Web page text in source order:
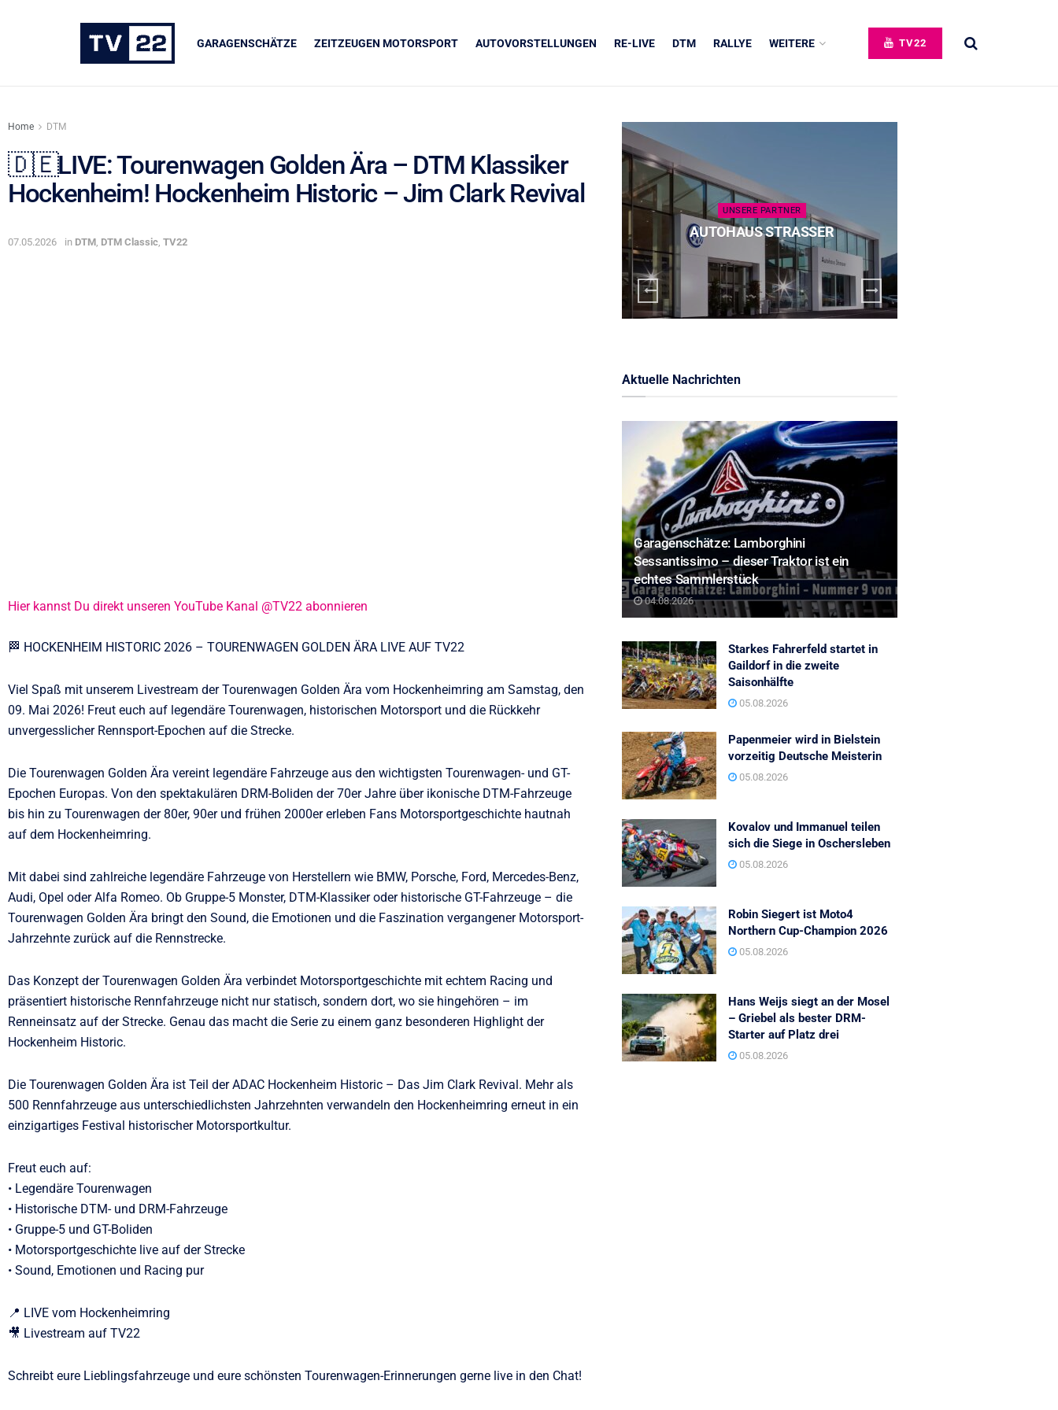
GARAGENSCHÄTZE ZEITZEUGEN MOTORSPORT AUTOVORSTELLUNGEN RE-LIVE DTM RALLYE WEITERE TV22
Home DTM
🇩🇪LIVE: Tourenwagen Golden Ära – DTM Klassiker
Hockenheim! Hockenheim Historic – Jim Clark Revival
07.05.2026 in DTM, DTM Classic, TV22
Hier kannst Du direkt unseren YouTube Kanal @TV22 abonnieren
🏁 HOCKENHEIM HISTORIC 2026 – TOURENWAGEN GOLDEN ÄRA LIVE AUF TV22
Viel Spaß mit unserem Livestream der Tourenwagen Golden Ära vom Hockenheimring am Samstag, den
09. Mai 2026! Freut euch auf legendäre Tourenwagen, historischen Motorsport und die Rückkehr
unvergesslicher Rennsport-Epochen auf die Strecke.
Die Tourenwagen Golden Ära vereint legendäre Fahrzeuge aus den wichtigsten Tourenwagen- und GT-
Epochen Europas. Von den spektakulären DRM-Boliden der 70er Jahre über ikonische DTM-Fahrzeuge
bis hin zu Tourenwagen der 80er, 90er und frühen 2000er erleben Fans Motorsportgeschichte hautnah
auf dem Hockenheimring.
Mit dabei sind zahlreiche legendäre Fahrzeuge von Herstellern wie BMW, Porsche, Ford, Mercedes-Benz,
Audi, Opel oder Alfa Romeo. Ob Gruppe-5 Monster, DTM-Klassiker oder historische GT-Fahrzeuge – die
Tourenwagen Golden Ära bringt den Sound, die Emotionen und die Faszination vergangener Motorsport-
Jahrzehnte zurück auf die Rennstrecke.
Das Konzept der Tourenwagen Golden Ära verbindet Motorsportgeschichte mit echtem Racing und
präsentiert historische Rennfahrzeuge nicht nur statisch, sondern dort, wo sie hingehören – im
Renneinsatz auf der Strecke. Genau das macht die Serie zu einem ganz besonderen Highlight der
Hockenheim Historic.
Die Tourenwagen Golden Ära ist Teil der ADAC Hockenheim Historic – Das Jim Clark Revival. Mehr als
500 Rennfahrzeuge aus unterschiedlichsten Jahrzehnten verwandeln den Hockenheimring erneut in ein
einzigartiges Festival historischer Motorsportkultur.
Freut euch auf:
• Legendäre Tourenwagen
• Historische DTM- und DRM-Fahrzeuge
• Gruppe-5 und GT-Boliden
• Motorsportgeschichte live auf der Strecke
• Sound, Emotionen und Racing pur
📍 LIVE vom Hockenheimring
🎥 Livestream auf TV22
Schreibt eure Lieblingsfahrzeuge und eure schönsten Tourenwagen-Erinnerungen gerne live in den Chat!
UNSERE PARTNER
AUTOHAUS STRASSER
Aktuelle Nachrichten
Garagenschätze: Lamborghini
Sessantissimo – dieser Traktor ist ein
echtes Sammlerstück
04.08.2026
Starkes Fahrerfeld startet in
Gaildorf in die zweite
Saisonhälfte
05.08.2026
Papenmeier wird in Bielstein
vorzeitig Deutsche Meisterin
05.08.2026
Kovalov und Immanuel teilen
sich die Siege in Oschersleben
05.08.2026
Robin Siegert ist Moto4
Northern Cup-Champion 2026
05.08.2026
Hans Weijs siegt an der Mosel
– Griebel als bester DRM-
Starter auf Platz drei
05.08.2026